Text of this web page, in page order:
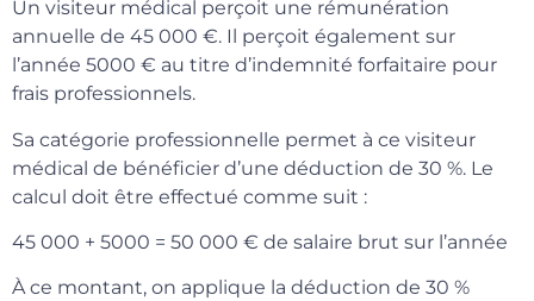
Un visiteur médical perçoit une rémunération
annuelle de 45 000 €. Il perçoit également sur
l’année 5000 € au titre d’indemnité forfaitaire pour
frais professionnels.
Sa catégorie professionnelle permet à ce visiteur
médical de bénéficier d’une déduction de 30 %. Le
calcul doit être effectué comme suit :
45 000 + 5000 = 50 000 € de salaire brut sur l’année
À ce montant, on applique la déduction de 30 %